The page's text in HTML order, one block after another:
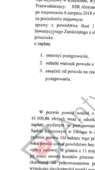
Doradztwo & konsulting